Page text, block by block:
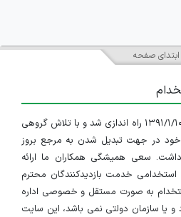
ابتدای صفحه
سایت ایران استخدام در تاریخ ۱۳۹۱/۱/۱۰ راه اندازی شد و با تلاش گروهی
خود در جهت تبدیل شدن به مرجع بروز
سعی همیشگی همکاران ما ارائه
خدمت بازدیدکنندگان محترم
به صورت مستقل و خصوصی اداره
یا سازمان دولتی نمی باشد، این سایت